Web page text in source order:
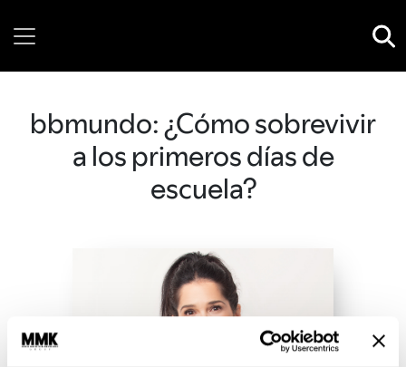
bbmundo: ¿Cómo sobrevivir
a los primeros días de
escuela?